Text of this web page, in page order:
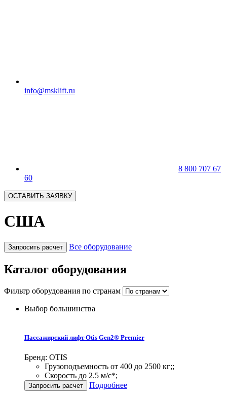
info@msklift.ru
8 800 707 67
60
ОСТАВИТЬ ЗАЯВКУ
США
Запросить расчет Все оборудование
Каталог оборудования
Фильтр оборудования по странам
Выбор большинства
Пассажирский лифт Otis Gen2® Premier
Бренд: OTIS
Грузоподъемность от 400 до 2500 кг;;
Скорость до 2.5 м/с*;
Запросить расчет Подробнее